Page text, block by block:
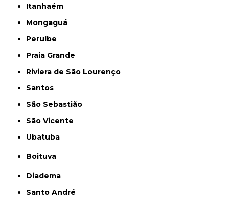
Itanhaém
Mongaguá
Peruíbe
Praia Grande
Riviera de São Lourenço
Santos
São Sebastião
São Vicente
Ubatuba
Boituva
Diadema
Santo André